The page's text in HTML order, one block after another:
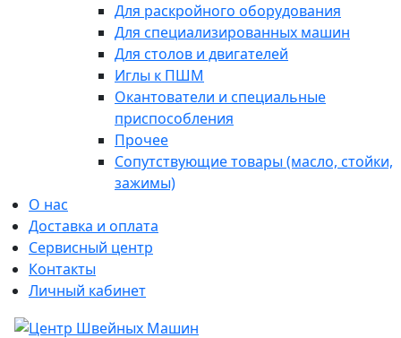
Для раскройного оборудования
Для специализированных машин
Для столов и двигателей
Иглы к ПШМ
Окантователи и специальные
приспособления
Прочее
Сопутствующие товары (масло, стойки,
зажимы)
О нас
Доставка и оплата
Сервисный центр
Контакты
Личный кабинет